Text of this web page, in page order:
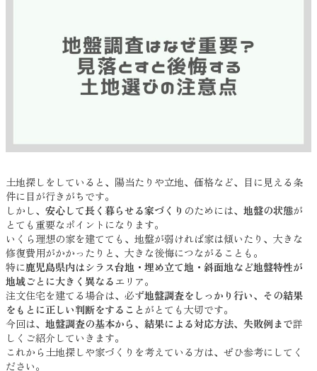
土地探しをしていると、陽当たりや立地、価格など、目に見える条
件に目が行きがちです。
しかし、 安心して長く暮らせる家づくり のためには、 地盤の状態が
とても重要なポイントになります。
いくら理想の家を建てても、地盤が弱ければ家は傾いたり、大きな
修復費用がかかったりと、大きな後悔につながることも。
特に鹿児島県内はシラス台地・埋め立て地・斜面地など地盤特性が
地域ごとに大きく異なる エリア。
注文住宅を建てる場合は、必ず地盤調査をしっかり行い、その結果
をもとに正しい判断をすることがとても大切です。
今回は、 地盤調査の基本から、結果による対応方法、失敗例まで詳
しくご紹介していきます。
これから土地探しや家づくりを考えている方は、ぜひ参考にしてく
ださい。